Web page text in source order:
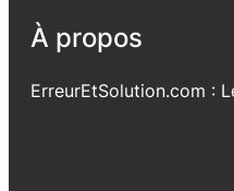
À propos
ErreurEtSolution.com :